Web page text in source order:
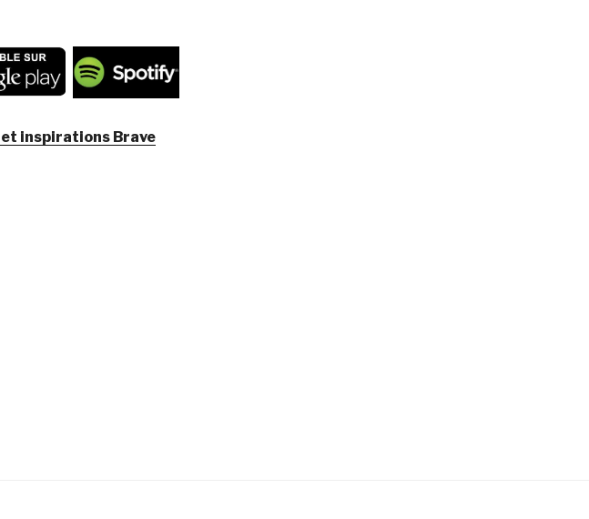
inspirations Brave